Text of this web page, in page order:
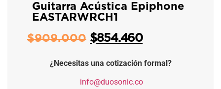
Guitarra Acústica Epiphone
EASTARWRCH1
$909.000 $854.460
¿Necesitas una cotización formal?
info@duosonic.co